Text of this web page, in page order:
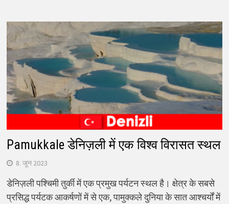
Pamukkale डेनिज़ली में एक विश्व विरासत स्थल
8. जून 2023
डेनिज़ली पश्चिमी तुर्की में एक प्रमुख पर्यटन स्थल है। क्षेत्र के सबसे
प्रसिद्ध पर्यटक आकर्षणों में से एक, पामुक्कले दुनिया के सात आश्चर्यों में